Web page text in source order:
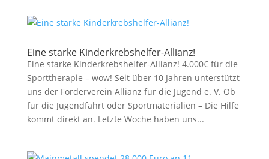
Eine starke Kinderkrebshelfer-Allianz!
Eine starke Kinderkrebshelfer-Allianz! 4.000€ für die
Sporttherapie – wow! Seit über 10 Jahren unterstützt
uns der Förderverein Allianz für die Jugend e. V. Ob
für die Jugendfahrt oder Sportmaterialien – Die Hilfe
kommt direkt an. Letzte Woche haben uns...